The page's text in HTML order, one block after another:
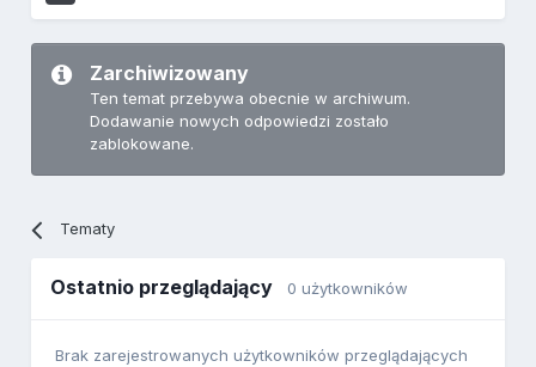
Zarchiwizowany
Ten temat przebywa obecnie w archiwum.
Dodawanie nowych odpowiedzi zostało
zablokowane.
Tematy
Ostatnio przeglądający 0 użytkowników
Brak zarejestrowanych użytkowników przeglądających